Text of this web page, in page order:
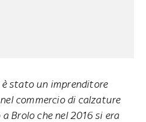
stato un imprenditore
commercio di calzature
a Brolo che nel 2016 si era